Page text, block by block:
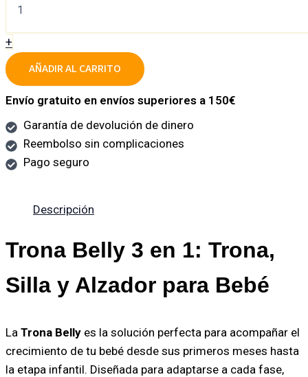
+
AÑADIR AL CARRITO
Envío gratuito en envíos superiores a 150€
Garantía de devolución de dinero
Reembolso sin complicaciones
Pago seguro
Descripción
Trona Belly 3 en 1: Trona,
Silla y Alzador para Bebé
La Trona Belly es la solución perfecta para acompañar el
crecimiento de tu bebé desde sus primeros meses hasta
la etapa infantil. Diseñada para adaptarse a cada fase,